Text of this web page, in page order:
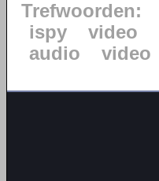
Trefwoorden:
ispy
video
audio
video